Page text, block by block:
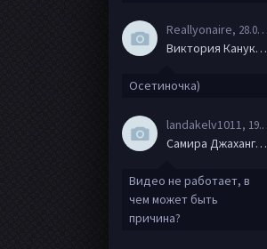
Reallyonaire, 28.06.20
Виктория Канукова
Осетиночка)
landakelv1011 , 19.06.20
Самира Джахангирова
Видео не работает, в
чем может быть
причина?